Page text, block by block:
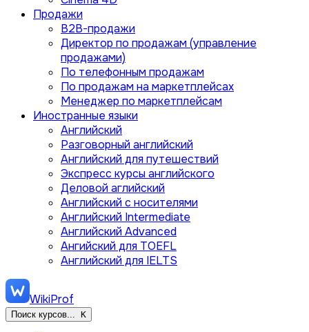
Продажи
B2B-продажи
Директор по продажам (управление
продажами)
По телефонным продажам
По продажам на маркетплейсах
Менеджер по маркетплейсам
Иностранные языки
Английский
Разговорный английский
Английский для путешествий
Экспресс курсы английского
Деловой аглийский
Английский с носителями
Английский Intermediate
Английский Advanced
Ангийский для TOEFL
Английский для IELTS
WikiProf
Поиск курсов... K